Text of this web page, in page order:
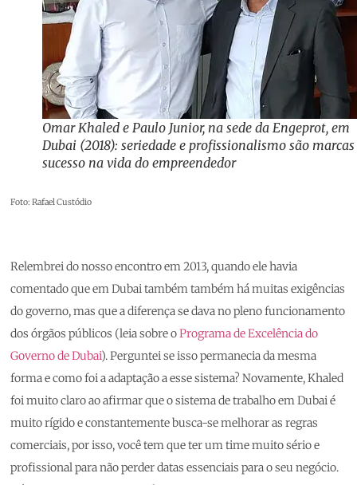
Omar Khaled e Paulo Junior, na sede da Engeprot, em
Dubai (2018): seriedade e profissionalismo são
sucesso na vida do empreendedor
Foto: Rafael Custódio
Relembrei do nosso encontro em 2013, quando ele havia
comentado que em Dubai também também há muitas exigências
do governo, mas que a diferença se dava no pleno funcionamento
dos órgãos públicos (leia sobre oPrograma de Excelência do
Governo de Dubai). Perguntei se isso permanecia da mesma
forma e como foi a adaptação a esse sistema? Novamente, Khaled
foi muito claro ao afirmar que o sistema de trabalho em Dubai é
muito rígido e constantemente busca-se melhorar as regras
comerciais, por isso, você tem que ter um time muito sério e
profissional para não perder datas essenciais para o seu negócio.